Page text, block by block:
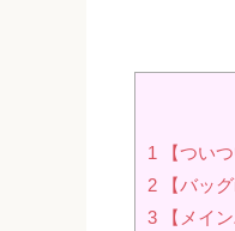
1
【つい
2 【バッ
3 【メイ